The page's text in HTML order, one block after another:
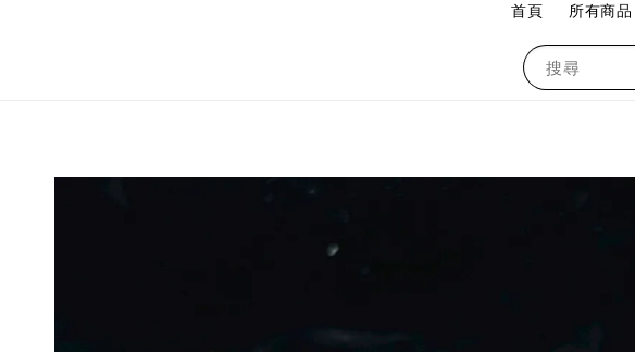
搜尋
首頁 所有商品